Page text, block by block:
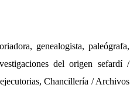
genealogista, paleógrafa,
del origen sefardí /
Chancillería / Archivos